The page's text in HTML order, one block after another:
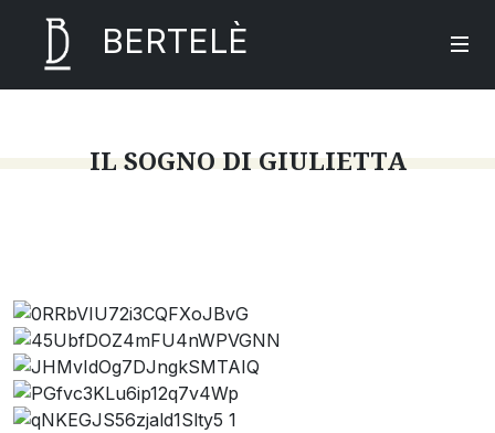
BERTELÈ
IL SOGNO DI GIULIETTA